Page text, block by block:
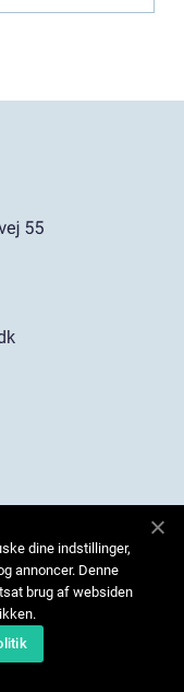
dine indstillinger,
annoncer. Denne
brug af websiden